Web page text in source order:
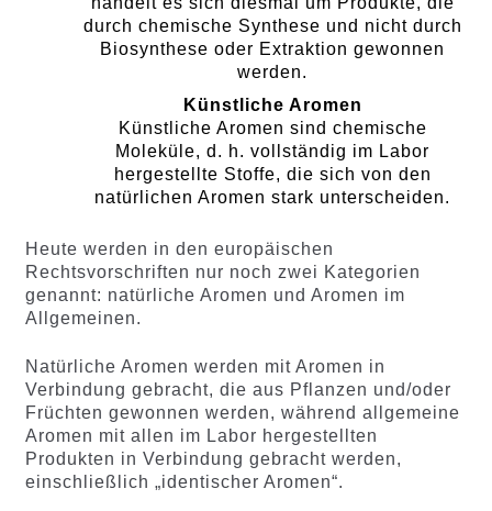
durch chemische Synthese und nicht durch
Biosynthese oder Extraktion gewonnen
werden.
Künstliche Aromen
Künstliche Aromen sind chemische
Moleküle, d. h. vollständig im Labor
hergestellte Stoffe, die sich von den
natürlichen Aromen stark unterscheiden.
Heute werden in den europäischen
Rechtsvorschriften nur noch zwei Kategorien
genannt: natürliche Aromen und Aromen im
Allgemeinen.
Natürliche Aromen werden mit Aromen in
Verbindung gebracht, die aus Pflanzen und/oder
Früchten gewonnen werden, während allgemeine
Aromen mit allen im Labor hergestellten
Produkten in Verbindung gebracht werden,
einschließlich „identischer Aromen“.